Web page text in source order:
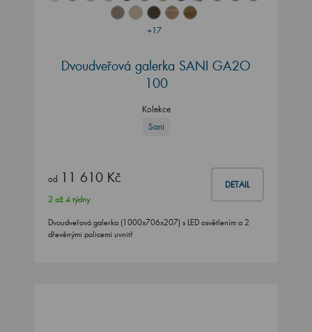
+17
Dvoudveřová galerka SANI GA2O
100
Kolekce
Sani
od 11 610 Kč DETAIL
2 až 4 týdny
Dvoudveřová galerka (1000x706x207) s LED osvětlením a 2
dřevěnými policemi uvnitř